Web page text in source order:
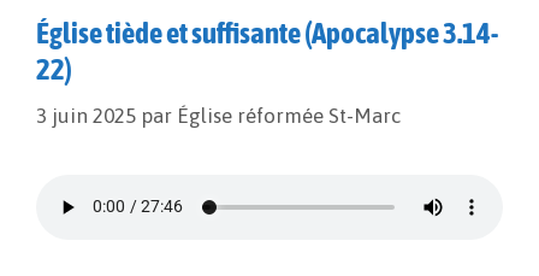
Église tiède et suffisante (Apocalypse 3.14-
22)
3 juin 2025 par Église réformée St-Marc